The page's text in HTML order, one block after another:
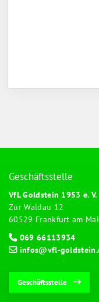
Geschäftsstelle
VfL Goldstein 1953 e. V.
Zur Waldau 12
60529 Frankfurt am
069 66113934
infos@vfl-
Geschäftsstelle